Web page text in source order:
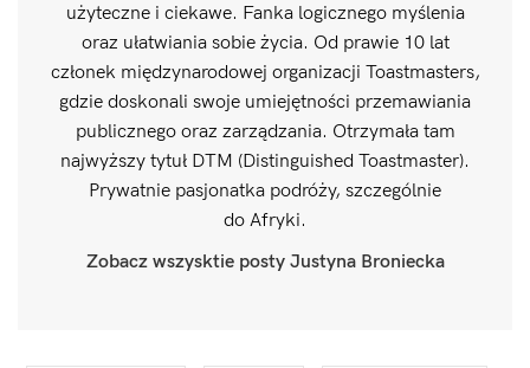
użyteczne i ciekawe. Fanka logicznego myślenia
oraz ułatwiania sobie życia. Od prawie 10 lat
członek międzynarodowej organizacji Toastmasters,
gdzie doskonali swoje umiejętności przemawiania
publicznego oraz zarządzania. Otrzymała tam
najwyższy tytuł DTM (Distinguished Toastmaster).
Prywatnie pasjonatka podróży, szczególnie
do Afryki.
Zobacz wszysktie posty Justyna Broniecka